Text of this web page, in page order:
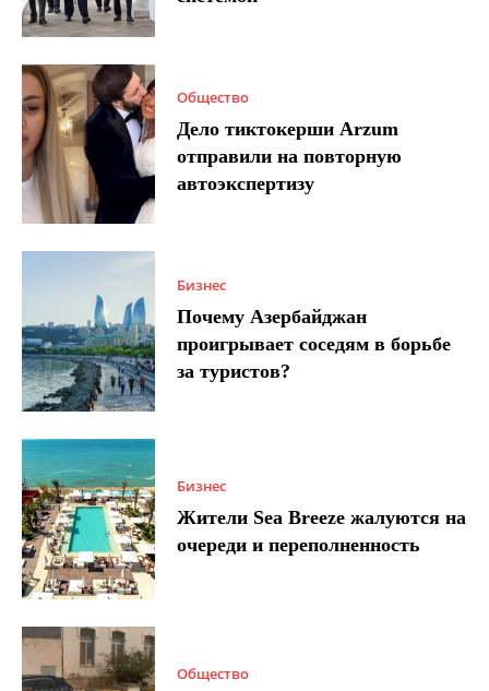
Общество
Дело тиктокерши Arzum
отправили на повторную
автоэкспертизу
Бизнес
Почему Азербайджан
проигрывает соседям в борьбе
за туристов?
Бизнес
Жители Sea Breeze жалуются на
очереди и переполненность
Общество